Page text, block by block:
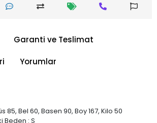
Garanti ve Teslimat
Yorumlar
85, Bel 60, Basen 90, Boy 167, Kilo 50
Beden : S